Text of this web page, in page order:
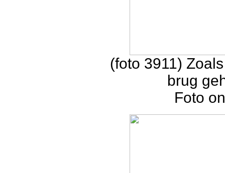
(foto 3911)
brug
Foto